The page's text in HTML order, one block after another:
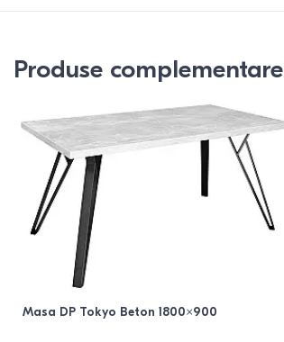
Produse complementare
Masa DP Tokyo Beton 1800×900